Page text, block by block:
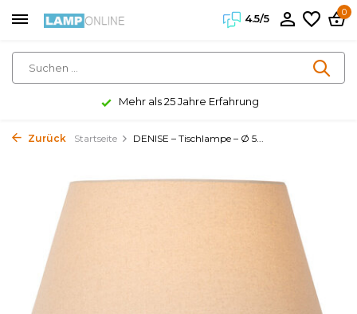
4.5/5
0
Mehr als 25 Jahre Erfahrung
Zurück Startseite DENISE – Tischlampe – Ø 5...